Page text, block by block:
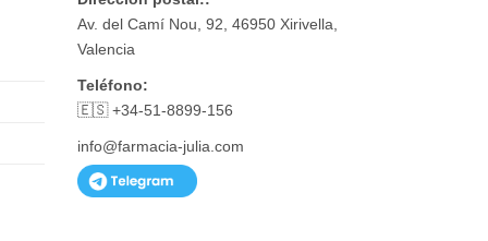
Av. del Camí Nou, 92, 46950 Xirivella,
Valencia
Teléfono:
🇪🇸 +34-51-8899-156
info@farmacia-julia.com